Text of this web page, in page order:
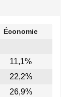
Économie
11,1%
22,2%
26,9%